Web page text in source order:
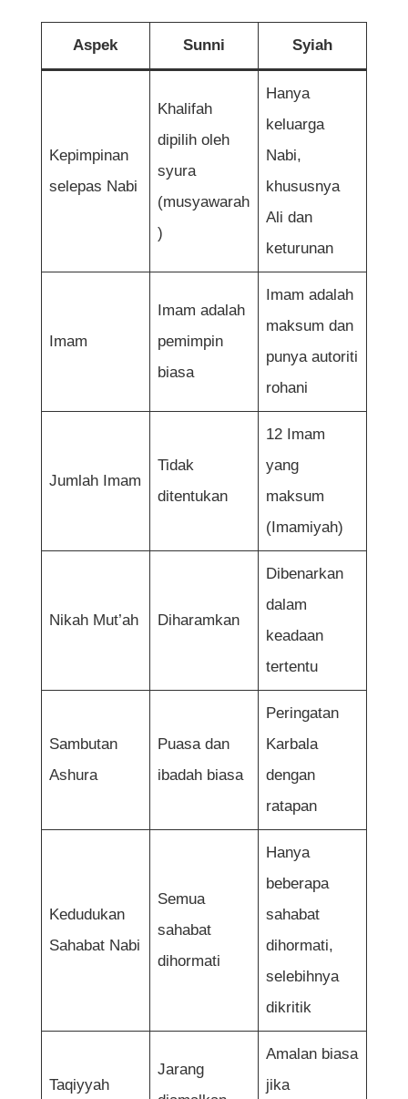
Aspek Sunni Syiah
Kepimpinan
selepas Nabi
Khalifah
dipilih oleh
syura
(musyawarah
)
Hanya
keluarga
Nabi,
khususnya
Ali dan
keturunan
Imam
Imam adalah
pemimpin
biasa
Imam adalah
maksum dan
punya autoriti
rohani
Jumlah Imam
Tidak
ditentukan
12 Imam
yang
maksum
(Imamiyah)
Nikah Mut’ah Diharamkan
Dibenarkan
dalam
keadaan
tertentu
Sambutan
Ashura
Puasa dan
ibadah biasa
Peringatan
Karbala
dengan
ratapan
Kedudukan
Sahabat Nabi
Semua
sahabat
dihormati
Hanya
beberapa
sahabat
dihormati,
selebihnya
dikritik
Taqiyyah
Jarang
Amalan biasa
jika